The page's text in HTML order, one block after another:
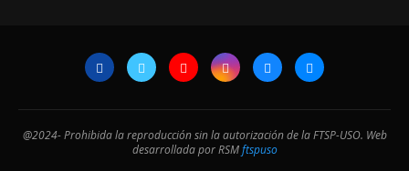
@2024- Prohibida la reproducción sin la autorización de la FTSP-USO. Web
desarrollada por RSMftspuso